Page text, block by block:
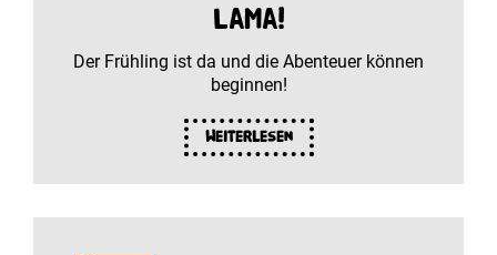
Lama!
Der Frühling ist da und die Abenteuer können
beginnen!
Weiterlesen